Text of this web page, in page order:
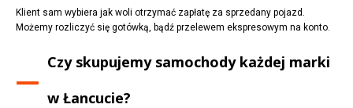
Klient sam wybiera jak woli otrzymać zapłatę za sprzedany pojazd.
Możemy rozliczyć się gotówką, bądź przelewem ekspresowym na konto.
Czy skupujemy samochody każdej marki
wŁancucie?